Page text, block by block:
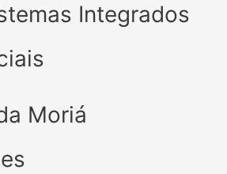
Integrados
Moriá